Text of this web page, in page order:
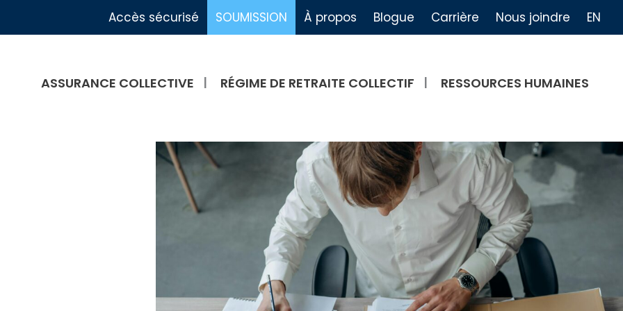
Accès sécurisé SOUMISSION À propos Blogue Carrière Nous joindre EN
ASSURANCE COLLECTIVE RÉGIME DE RETRAITE COLLECTIF RESSOURCES HUMAINES